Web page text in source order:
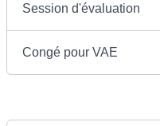
Session d'évaluation
Congé pour VAE